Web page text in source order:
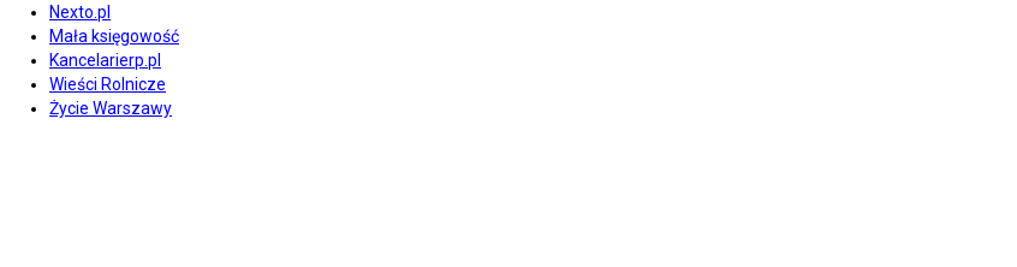
Nexto.pl
Mała księgowość
Kancelarierp.pl
Wieści Rolnicze
Życie Warszawy